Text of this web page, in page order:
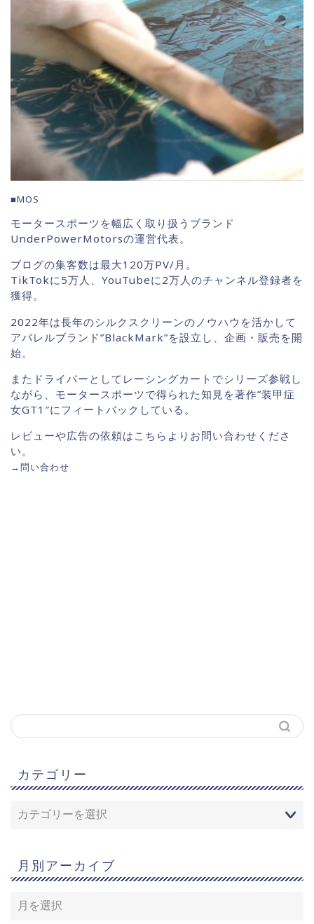
■MOS
モータースポーツを幅広く取り扱うブランド
UnderPowerMotorsの運営代表。
ブログの集客数は最大120万PV/月。
TikTokに5万人、YouTubeに2万人のチャンネル登録者を
獲得。
2022年は長年のシルクスクリーンのノウハウを活かして
アパレルブランド”BlackMark”を設立し、企画・販売を開
始。
またドライバーとしてレーシングカートでシリーズ参戦し
ながら、モータースポーツで得られた知見を著作”装甲症
女GT1″にフィートバックしている。
レビューや広告の依頼はこちらよりお問い合わせくださ
い。
→問い合わせ
カテゴリー
月別アーカイブ